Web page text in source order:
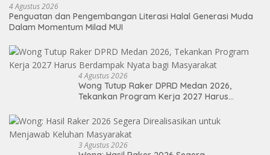
4 Agustus 2026
Penguatan dan Pengembangan Literasi Halal Generasi Muda
Dalam Momentum Milad MUI
4 Agustus 2026
Wong Tutup Raker DPRD Medan 2026,
Tekankan Program Kerja 2027 Harus
3 Agustus 2026